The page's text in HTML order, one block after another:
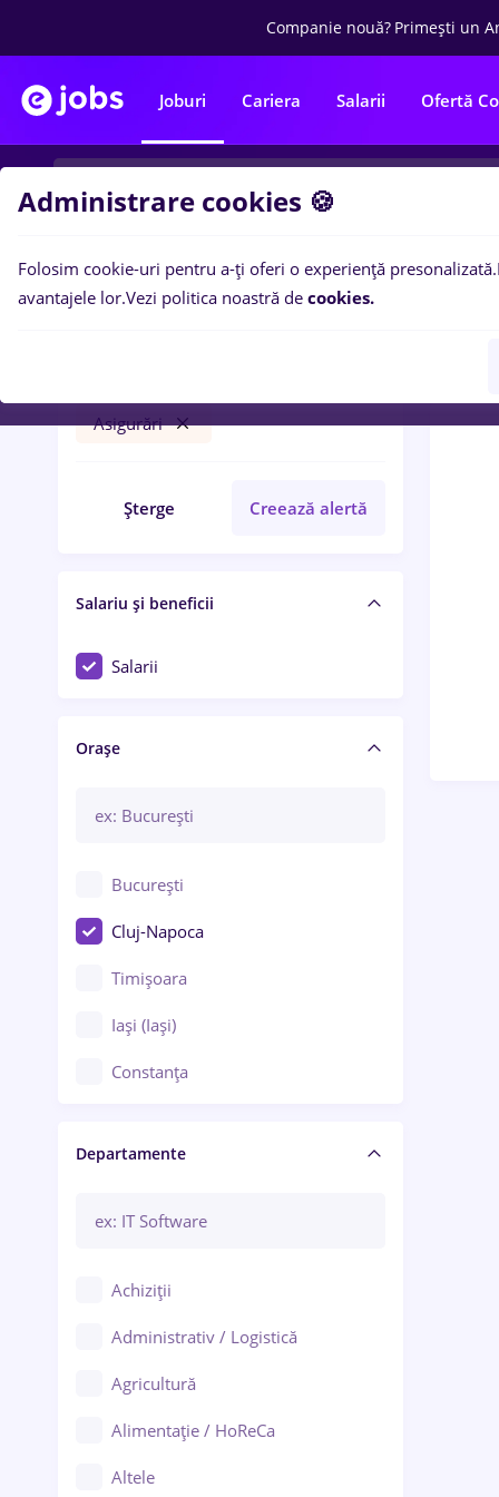
Companie nouă? Primești un
Joburi Cariera Salarii Ofertă
Filtre
Asigurări
Șterge Creează alertă
Salariu și beneficii
Salarii
Orașe
București
Cluj-Napoca
Timișoara
Iași (Iași)
Constanța
Brașov
Bacău
Galați (Galați)
Ploiești
Departamente
Achiziții
Administrativ / Logistică
Agricultură
Alimentație / HoReCa
Altele
0
Administrare cookies 🍪
Folosim cookie-uri pentru a-ți oferi o experiență presonalizată.
avantajele lor.Vezi politica noastră de cookies.